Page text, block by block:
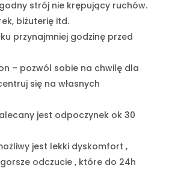
strój nie krępujący ruchów.
biżuterię itd.
przynajmniej godzinę przed
– pozwól sobie na chwilę dla
się na własnych
jest odpoczynek ok 30
jest lekki dyskomfort ,
odczucie , które do 24h